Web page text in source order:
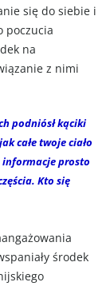
się do siebie i
poczucia
na
z nimi
podniósł kąciki
całe twoje ciało
informacje prosto
Kto się
środek